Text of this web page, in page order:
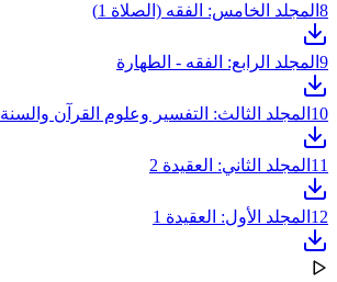
8 المجلد الخامس: الفقه (الصلاة 1)
9 المجلد الرابع: الفقه - الطهارة
10 المجلد الثالث: التفسير وعلوم القرآن والسنة
11 المجلد الثاني: العقيدة 2
12 المجلد الأول: العقيدة 1